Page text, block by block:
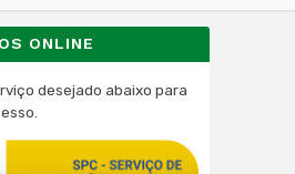
ONLINE
desejado abaixo para